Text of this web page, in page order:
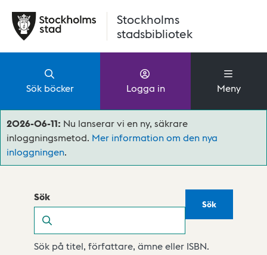
Stockholms
stadsbibliotek
Sök böcker Logga in Meny
2026-06-11: Nu lanserar vi en ny, säkrare
inloggningsmetod. Mer information om den nya
inloggningen.
Sök
Sök
Sök på titel, författare, ämne eller ISBN.